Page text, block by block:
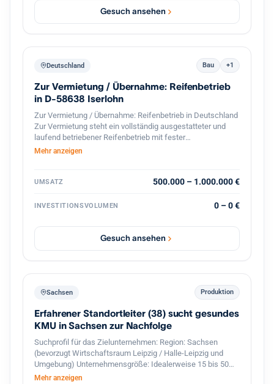
Gesuch ansehen
Deutschland Bau +1
Zur Vermietung / Übernahme: Reifenbetrieb
in D-58638 Iserlohn
Zur Vermietung / Übernahme: Reifenbetrieb in Deutschland
Zur Vermietung steht ein vollständig ausgestatteter und
laufend betriebener Reifenbetrieb mit fester
Kundenstruktur und etabliertem Geschäftsbetrieb. Der
ist komplett ausgestattet und sofort betriebsbereit.
Reifenmontage und Service aller Fahrzeugtypen(LKWs
auch Lkw problemlos einfahren können Hebebühnen und
professionelles Equipment für Fahrzeuge Bestehender
Kundenstamm und laufender Geschäftsbetrieb Gute Lage
sowie Zugang zum bestehenden Kundenstamm angeboten,
um einen reibungslosen Übergang und stabile Umsätze
sicherzustellen. Der Betrieb eignet sich ideal für Fachkräfte
oder Unternehmer im Reifen- und Kfz-Servicebereich, die
Mehr anzeigen
UMSATZ 500.000 – 1.000.000 €
INVESTITIONSVOLUMEN 0 – 0 €
Gesuch ansehen
Sachsen Produktion
Erfahrener Standortleiter (38) sucht gesundes
KMU in Sachsen zur Nachfolge
Suchprofil für das Zielunternehmen: Region: Sachsen
(bevorzugt Wirtschaftsraum Leipzig / Halle-Leipzig und
Umgebung) Unternehmensgröße: Idealerweise 15 bis 50
Mitarbeiter mit einer funktionierenden zweiten
Mehr anzeigen